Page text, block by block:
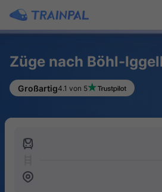
Züge nach Böhl-
Großartig4.1 von 5
󱍉
󱒣